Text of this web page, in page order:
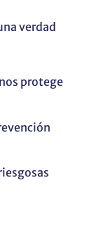
verdad
protege